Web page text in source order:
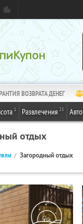
ВОЗВРАТА ДЕНЕГ
1 Развлечения 25 Авто
отдых
Загородный отдых